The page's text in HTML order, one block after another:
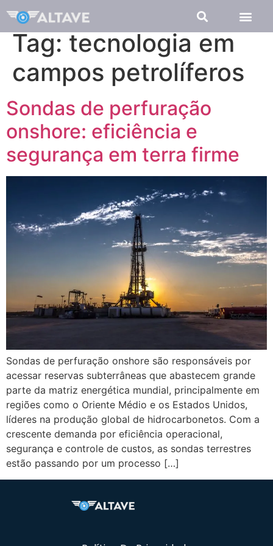
Tag: tecnologia em
campos petrolíferos
Sondas de perfuração
onshore: eficiência e
segurança em terra firme
Sondas de perfuração onshore são responsáveis por
acessar reservas subterrâneas que abastecem grande
parte da matriz energética mundial, principalmente em
regiões como o Oriente Médio e os Estados Unidos,
líderes na produção global de hidrocarbonetos. Com a
crescente demanda por eficiência operacional,
segurança e controle de custos, as sondas terrestres
estão passando por um processo […]